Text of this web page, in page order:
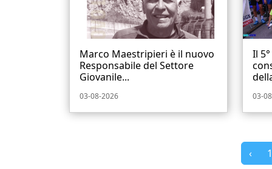
Marco Maestripieri è il nuovo
Responsabile del Settore
Giovanile...
03-08-2026
Il
03-
‹ 1